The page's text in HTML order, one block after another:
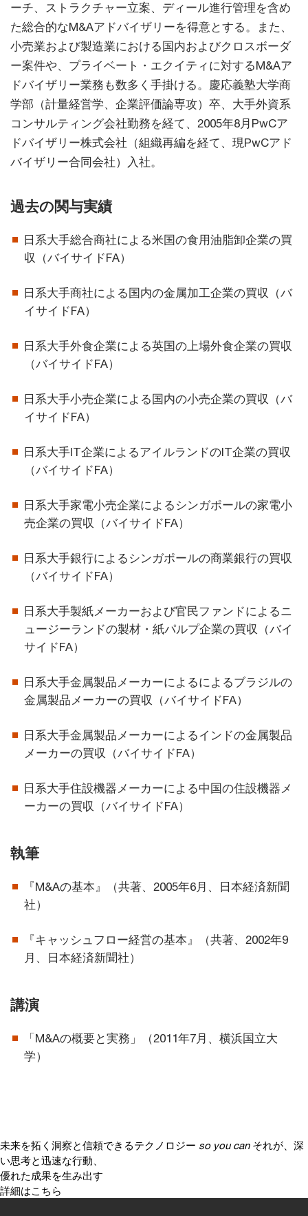
ーチ、ストラクチャー立案、ディール進行管理を含め
た総合的なM&Aアドバイザリーを得意とする。また、
小売業および製造業における国内およびクロスボーダ
ー案件や、プライベート・エクイティに対するM&Aア
ドバイザリー業務も数多く手掛ける。慶応義塾大学商
学部（計量経営学、企業評価論専攻）卒、大手外資系
コンサルティング会社勤務を経て、2005年8月PwCア
ドバイザリー株式会社（組織再編を経て、現PwCアド
バイザリー合同会社）入社。
過去の関与実績
日系大手総合商社による米国の食用油脂卸企業の買
収（バイサイドFA）
日系大手商社による国内の金属加工企業の買収（バ
イサイドFA）
日系大手外食企業による英国の上場外食企業の買収
（バイサイドFA）
日系大手小売企業による国内の小売企業の買収（バ
イサイドFA）
日系大手IT企業によるアイルランドのIT企業の買収
（バイサイドFA）
日系大手家電小売企業によるシンガポールの家電小
売企業の買収（バイサイドFA）
日系大手銀行によるシンガポールの商業銀行の買収
（バイサイドFA）
日系大手製紙メーカーおよび官民ファンドによるニ
ュージーランドの製材・紙パルプ企業の買収（バイ
サイドFA）
日系大手金属製品メーカーによるによるブラジルの
金属製品メーカーの買収（バイサイドFA）
日系大手金属製品メーカーによるインドの金属製品
メーカーの買収（バイサイドFA）
日系大手住設機器メーカーによる中国の住設機器メ
ーカーの買収（バイサイドFA）
執筆
『M&Aの基本』（共著、2005年6月、日本経済新聞
社）
『キャッシュフロー経営の基本』（共著、2002年9
月、日本経済新聞社）
講演
「M&Aの概要と実務」（2011年7月、横浜国立大
学）
未来を拓く洞察と信頼できるテクノロジー so you can それが、深
い思考と迅速な行動、
優れた成果を生み出す
詳細はこちら